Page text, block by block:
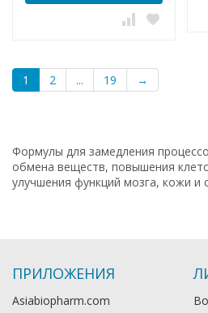
1 2 ... 19 →
Формулы для замедления
обмена веществ, повышения
улучшения функций мозга, кожи и
ПРИЛОЖЕНИЯ
Asiabiopharm.com